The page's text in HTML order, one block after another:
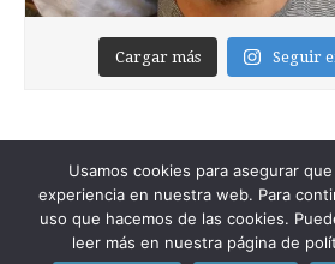
Cargar más Seguir
Copyright © 2026 Foixblog . All
Usamos cookies para asegurar
experiencia en nuestra web. Para
uso que hacemos de las cookies.
leer más en nuestra página de